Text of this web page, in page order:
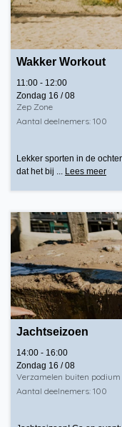
Wakker Workout
11:00 - 12:00
Zondag 16 / 08
Zep Zone
Aantal deelnemers: 100
Lekker sporten in de
dat het bij ... Lees meer
Jachtseizoen
14:00 - 16:00
Zondag 16 / 08
Verzamelen buiten podium
Aantal deelnemers: 100